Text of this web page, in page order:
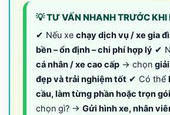
💡 TƯ VẤN NHANH TRƯỚC KHI
✔ Nếu xe chạy dịch vụ / xe gia
bền – ổn định – chi phí hợp lý ✔
cá nhân / xe cao cấp → chọn
đẹp và trải nghiệm tốt ✔ Có thể
cầu, làm từng phần hoặc trọn gói
chọn gì? → Gửi hình xe, nhân